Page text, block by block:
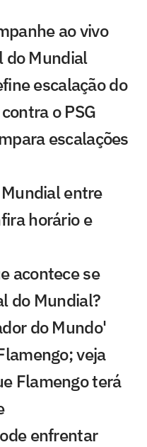
ao vivo
do Mundial
escalação do
o PSG
escalações
entre
horário e
acontece se
do Mundial?
do Mundo'
veja
Flamengo terá
enfrentar